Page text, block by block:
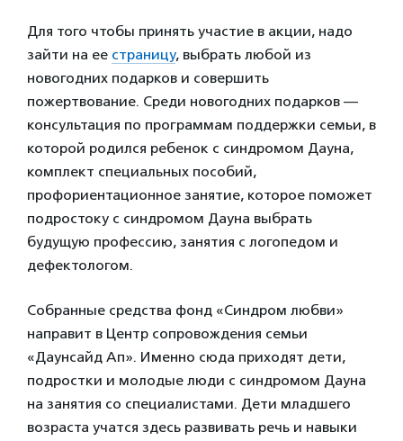
Для того чтобы принять участие в акции, надо
зайти на ее страницу, выбрать любой из
новогодних подарков и совершить
пожертвование. Среди новогодних подарков —
консультация по программам поддержки семьи, в
которой родился ребенок с синдромом Дауна,
комплект специальных пособий,
профориентационное занятие, которое поможет
подростоку с синдромом Дауна выбрать
будущую профессию, занятия с логопедом и
дефектологом.
Собранные средства фонд «Синдром любви»
направит в Центр сопровождения семьи
«Даунсайд Ап». Именно сюда приходят дети,
подростки и молодые люди с синдромом Дауна
на занятия со специалистами. Дети младшего
возраста учатся здесь развивать речь и навыки